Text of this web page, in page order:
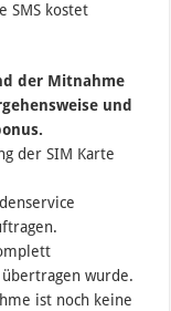
SMS kostet
der Mitnahme
und
der SIM Karte
wurde.
ist noch keine